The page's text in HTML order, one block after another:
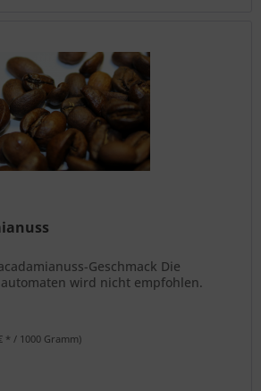
Geschmack Die
wird nicht empfohlen.
* / 1000 Gramm)